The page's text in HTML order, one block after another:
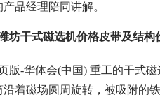
品经理陪同讲解。
坊干式磁选机价格皮带及结构
版-华体会(中国) 重工的干式
着磁场圆周旋转，被吸附的